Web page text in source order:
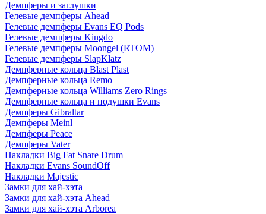
Демпферы и заглушки
Гелевые демпферы Ahead
Гелевые демпферы Evans EQ Pods
Гелевые демпферы Kingdo
Гелевые демпферы Moongel (RTOM)
Гелевые демпферы SlapKlatz
Демпферные кольца Blast Plast
Демпферные кольца Remo
Демпферные кольца Williams Zero Rings
Демпферные кольца и подушки Evans
Демпферы Gibraltar
Демпферы Meinl
Демпферы Peace
Демпферы Vater
Накладки Big Fat Snare Drum
Накладки Evans SoundOff
Накладки Majestic
Замки для хай-хэта
Замки для хай-хэта Ahead
Замки для хай-хэта Arborea